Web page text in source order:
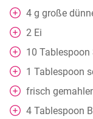
4 g große
2 Ei
10 Tablespoon
1 Tablespoon
frisch
4 Tablespoon